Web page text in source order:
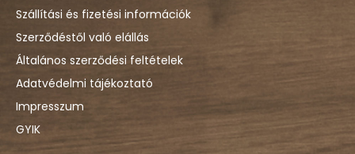
Szállítási és fizetési információk
Szerződéstől való elállás
Általános szerződési feltételek
Adatvédelmi tájékoztató
Impresszum
GYIK